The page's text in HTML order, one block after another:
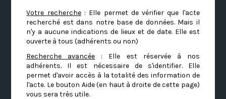
Votre recherche: Elle permet de vérifier que l'acte
recherché est dans notre base de données. Mais il
n'y a aucune indications de lieux et de date. Elle est
ouverte à tous (adhérents ou non)
Recherche avancée : Elle est réservée à nos
adhérents. Il est nécessaire de s'identifier. Elle
permet d'avoir accès à la totalité des information de
l'acte. Le bouton Aide (en haut à droite de cette page)
vous sera très utile.